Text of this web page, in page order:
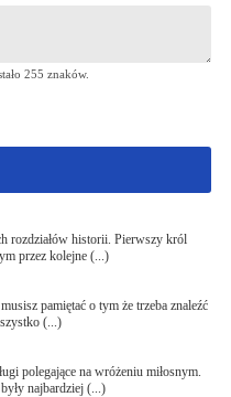
255 znaków.
rozdziałów historii. Pierwszy król
przez kolejne (...)
pamiętać o tym że trzeba znaleźć
(...)
polegające na wróżeniu miłosnym.
najbardziej (...)